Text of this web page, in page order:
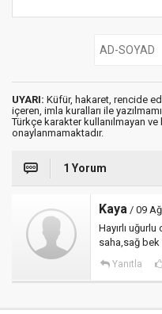
UYARI: Küfür, hakaret, rencide
içeren, imla kuralları ile
Türkçe karakter kullanılmayan
onaylanmamaktadır.
1 Yorum
Kaya / 09
Hayırlı
saha,sağ
Yanıtla